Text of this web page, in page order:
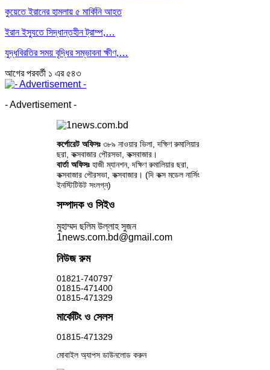
কুয়েতে ইরানের হামলায় ৫ মার্কিনি আহত
ইরান ইস্যুতে সিদ্ধান্তহীন ট্রাম্প,…
যুদ্ধবিরতির সময় বৃদ্ধির সম্ভাবনা ক্ষীণ,…
আগেরপরবর্তী ১ এর ৫৪৩
- Advertisement -
কর্পোরেট অফিসঃ ৩৮৯ নাওয়ার ভিলা, দক্ষিণ রুমালিয়ার
ছরা, কক্সবাজার পৌরসভা, কক্সবাজার।
বার্তা অফিসঃহাজী ম্যানশন, দক্ষিণ রুমালিয়ার ছরা,
কক্সবাজার পৌরসভা, কক্সবাজার। (দি কক্স মডেল নার্সিং
ইনস্টিটিউট সংলগ্ন)
সম্পাদক ও সিইও
মুহাম্মদ ছলিম উল্লাহ সুজন
1news.com.bd@gmail.com
নিউজ রুম
01821-740797
01815-471400
01815-471329
মার্কেটিং ও সেলস
01815-471329
মোবাইল অ্যাপস ডাউনলোড করুন